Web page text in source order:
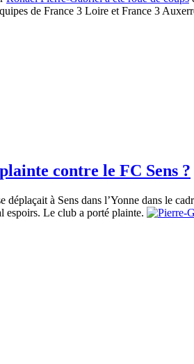
de France 3 Loire et France 3
contre le FC Sens ?
déplaçait à Sens dans l’Yonne dans le
espoirs. Le club a porté plainte.